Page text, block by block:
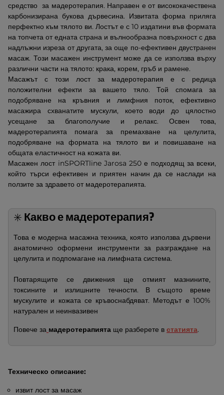
средство за мадеротерапия. Направен е от висококачествена
карбонизирана букова дървесина. Извитата форма приляга
перфектно към тялото ви. Лостът е с 10 издатини във формата
на топчета от едната страна и вълнообразна повърхност с два
надлъжни изреза от другата, за още по-ефективен двустранен
масаж. Този масажен инструмент може да се използва върху
различни части на тялото: крака, корем, гръб и рамене.
Масажът с този лост за мадеротерапия е с редица
положителни ефекти за вашето тяло. Той спомага за
подобряване на кръвния и лимфния поток, ефективно
масажира схванатите мускули, което води до цялостно
усещане за благополучие и релакс. Освен това,
мадеротерапията помага за премахване на целулита,
подобряване на формата на тялото ви и повишаване на
общата еластичност на кожата ви.
Масажен лост inSPORTline Jarosa 250 е подходящ за всеки,
който търси ефективен и приятен начин да се наслади на
ползите за здравето от мадеротерапията.
✳️ Какво е мадеротерапия?
Това е модерна масажна техника, която използва дървени
анатомично оформени инструменти за разграждане на
целулита и подпомагане на лимфната система.
Повтарящите се движения ще отмият мазнините,
токсините и излишните течности. В същото време
мускулите и кожата се кръвоснабдяват. Методът е 100%
натурален и неинвазивен
Повече за мадеротерапията ще разберете в статията.
Техническо описание:
извит лост за масаж